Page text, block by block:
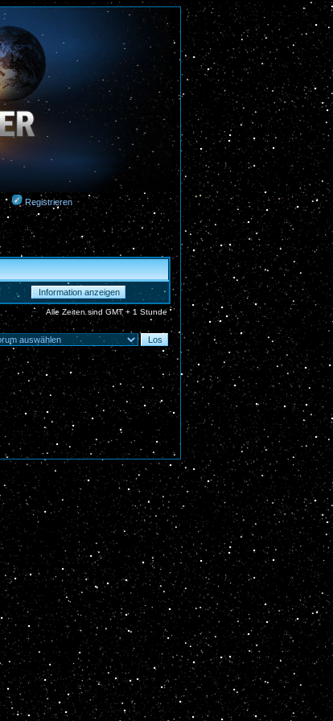
Registrieren
Alle Zeiten sind GMT + 1 Stunde